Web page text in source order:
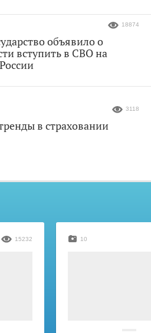
объявило о
вступить в СВО на
18874
в страховании
3118
15232 10